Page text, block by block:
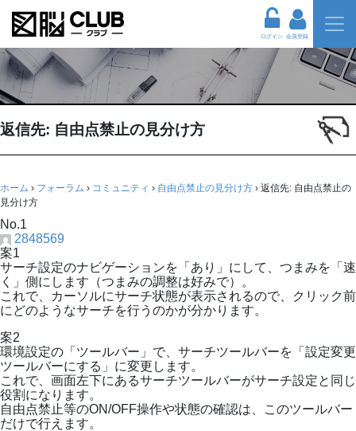
ログイン 会員登録
返信先: 自由点禁止の見分け方
ホーム › フォーラム › コミュニティ › 自由点禁止の見分け方 › 返信先: 自由点禁止の
見分け方
No.1
2848569
案1
サーチ設定のナビゲーションを「あり」にして、つまみを「速
く」側にします（つまみの調整は好みで）。
これで、カーソルにサーチ状態が表示されるので、クリック前
にどのようなサーチを行うのかが分かります。
案2
環境設定の「ツールバー」で、サーチツールバーを「設定変更
ツールバーにする」に変更します。
これで、画面左下にあるサーチツールバーがサーチ設定と同じ
役割になります。
自由点禁止等のON/OFF操作や状態の確認は、このツールバー
だけで行えます。